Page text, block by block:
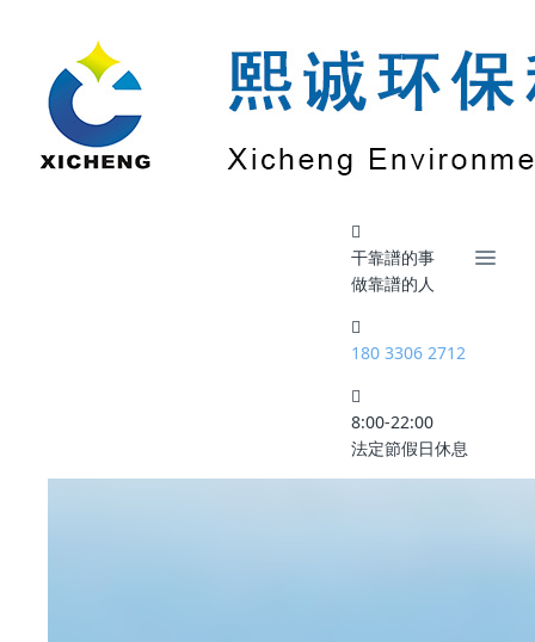
干靠譜的事
做靠譜的人
180 3306 2712
8:00-22:00
法定節假日休息
廢氣處理設備